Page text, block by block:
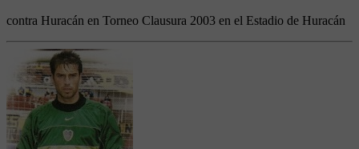
contra Huracán en Torneo Clausura 2003 en el Estadio de Huracán